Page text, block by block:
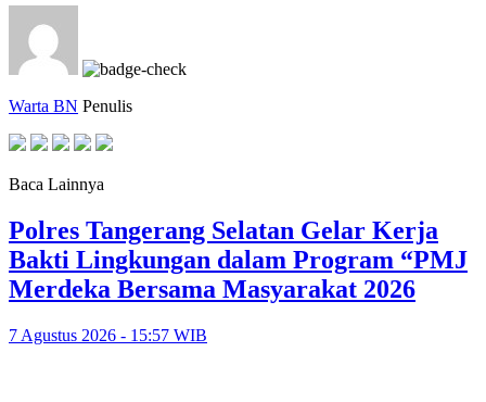
Warta BN Penulis
Baca Lainnya
Polres Tangerang Selatan Gelar Kerja
Bakti Lingkungan dalam Program “PMJ
Merdeka Bersama Masyarakat 2026
7 Agustus 2026 - 15:57 WIB